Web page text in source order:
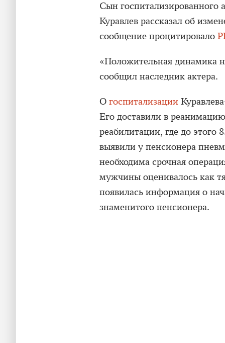
Сын госпитализированного
Куравлев рассказал об
сообщение процитировало
«Положительная динамика
сообщил наследник актера.
О госпитализации
Его доставили в
реабилитации, где до этого
выявили у пенсионера
необходима срочная
мужчины оценивалось как
появилась информация о
знаменитого пенсионера.